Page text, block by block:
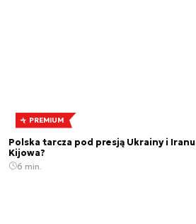
PREMIUM
Polska tarcza pod presją Ukrainy i
Kijowa?
6 min.